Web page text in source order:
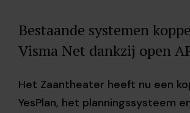
Bestaande systemen
Visma Net dankzij open
Het Zaantheater heeft nu een
YesPlan, het planningssysteem